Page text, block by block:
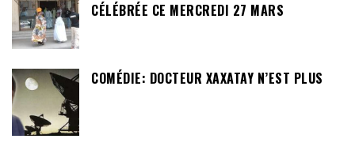
CÉLÉBRÉE CE MERCREDI 27 MARS
COMÉDIE: DOCTEUR XAXATAY N’EST PLUS